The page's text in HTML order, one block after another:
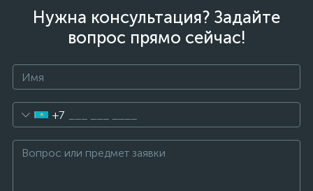
Нужна консультация? Задайте
вопрос прямо сейчас!
+7